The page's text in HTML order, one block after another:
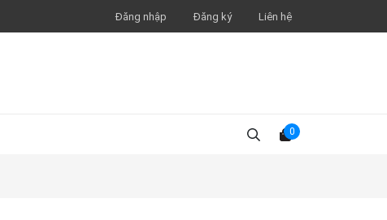
Đăng nhập Đăng ký Liên hệ
0